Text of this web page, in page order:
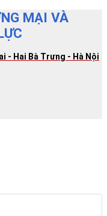
MẠI VÀ
- Hai Bà Trưng - Hà Nội